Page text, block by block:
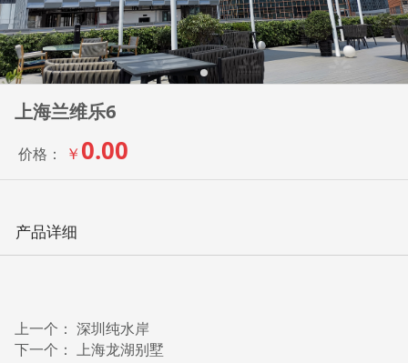
上海兰维乐6
价格： ￥ 0.00
产品详细
上一个： 深圳纯水岸
下一个： 上海龙湖别墅